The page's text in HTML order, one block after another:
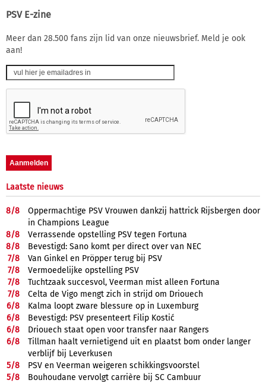
PSV E-zine
Meer dan 28.500 fans zijn lid van onze nieuwsbrief. Meld je ook
aan!
Laatste nieuws
8/8
Oppermachtige PSV Vrouwen dankzij hattrick Rijsbergen door
in Champions League
8/8
Verrassende opstelling PSV tegen Fortuna
8/8
Bevestigd: Sano komt per direct over van NEC
7/8
Van Ginkel en Pröpper terug bij PSV
7/8
Vermoedelijke opstelling PSV
7/8
Tuchtzaak succesvol, Veerman mist alleen Fortuna
7/8
Celta de Vigo mengt zich in strijd om Driouech
6/8
Kalma loopt zware blessure op in Luxemburg
6/8
Bevestigd: PSV presenteert Filip Kostić
6/8
Driouech staat open voor transfer naar Rangers
6/8
Tillman haalt vernietigend uit en plaatst bom onder langer
verblijf bij Leverkusen
5/8
PSV en Veerman weigeren schikkingsvoorstel
5/8
Bouhoudane vervolgt carrière bij SC Cambuur